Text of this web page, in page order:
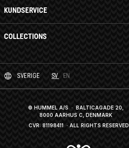
KUNDSERVICE
COLLECTIONS
SVERIGE SV EN
© HUMMEL A/S · BALTICAGADE 20,
8000 AARHUS C, DENMARK
CVR: 81198411 · ALL RIGHTS RESERVED